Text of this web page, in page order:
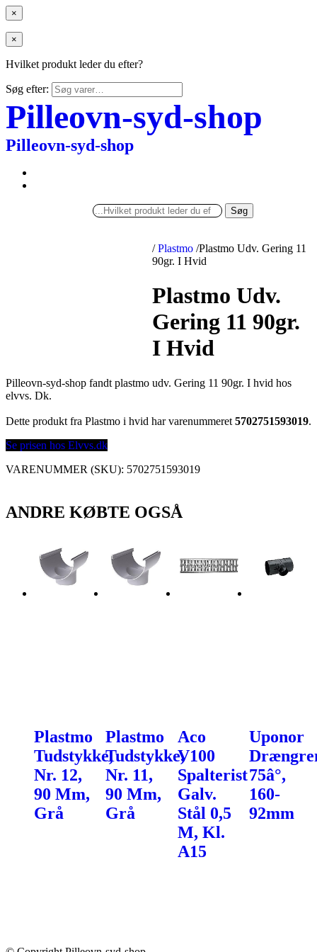
×
×
Hvilket produkt leder du efter?
Søg efter:
Pilleovn-syd-shop
Pilleovn-syd-shop
Søg
/ Plastmo /Plastmo Udv. Gering 11
90gr. I Hvid
Plastmo Udv.
Gering 11 90gr.
I Hvid
Pilleovn-syd-shop fandt plastmo udv. Gering 11 90gr. I hvid hos
elvvs. Dk.
Dette produkt fra Plastmo i hvid har varenummeret 5702751593019.
Se prisen hos Elvvs.dk
VARENUMMER (SKU): 5702751593019
ANDRE KØBTE OGSÅ
Plastmo
Tudstykke,
Nr. 12,
90 Mm,
Grå
Plastmo
Tudstykke,
Nr. 11,
90 Mm,
Grå
Aco
V100
Spalterist
Galv.
Stål 0,5
M, Kl.
A15
Uponor
75â°,
160-
92mm